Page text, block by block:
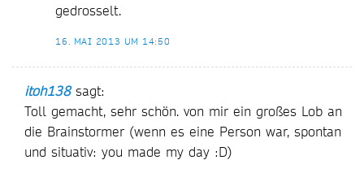
gedrosselt.
16. MAI 2013 UM 14:50
itoh138 sagt:
Toll gemacht, sehr schön. von mir ein großes Lob an
die Brainstormer (wenn es eine Person war, spontan
und situativ: you made my day :D)